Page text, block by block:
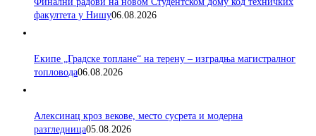
факултета у Нишу06.08.2026
Екипе „Градске топлане“ на терену – изградња магистралног
топловода06.08.2026
Алексинац кроз векове, место сусрета и модерна
разгледница05.08.2026